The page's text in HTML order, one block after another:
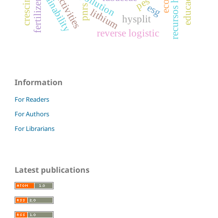
pesesg
pnrs hysplit
fertilizer lithium
reverse logistic
Information
For Readers
For Authors
For Librarians
Latest publications